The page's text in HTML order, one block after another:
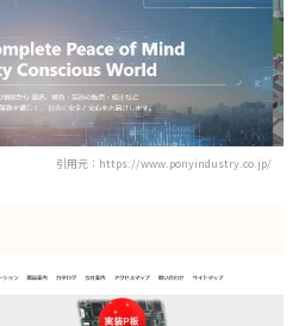
引用元：https://www.ponyindustry.co.jp/